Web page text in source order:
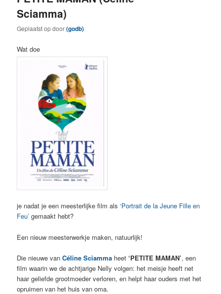
Sciamma)
Geplaatst opdoor(godb)
Wat doe
je nadat je een meesterlijke film als‘Portrait de la Jeune Fille en
Feu’gemaakt hebt?
Een nieuw meesterwerkje maken, natuurlijk!
Die nieuwe vanCéline Sciamma heet ‘PETITE MAMAN’, een
film waarin we de achtjarige Nelly volgen: het meisje heeft net
haar geliefde grootmoeder verloren, en helpt haar ouders met het
opruimen van het huis van oma.